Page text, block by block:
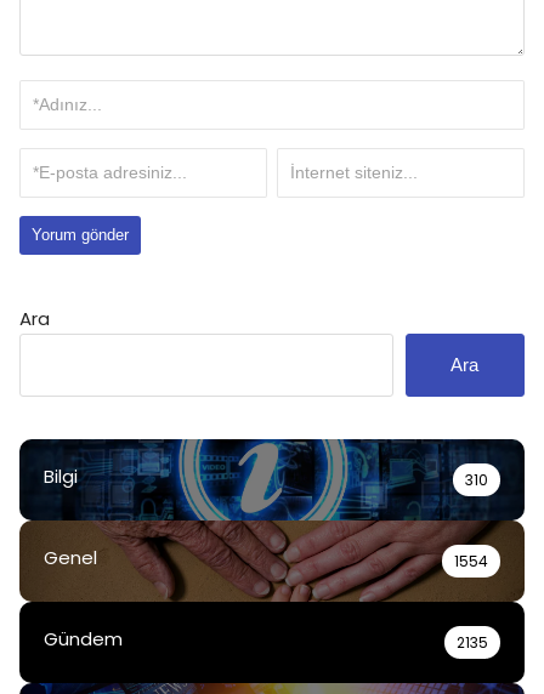
Ara
Ara
Bilgi 310
Genel 1554
Gündem 2135